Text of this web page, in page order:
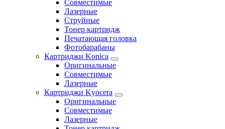
Совместимые
Лазерные
Струйные
Тонер картридж
Печатающая головка
Фотобарабаны
Картриджи Konica
Оригинальные
Совместимые
Лазерные
Картриджи Kyocera
Оригинальные
Совместимые
Лазерные